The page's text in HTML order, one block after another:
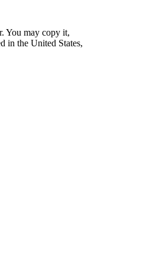
You may copy it,
in the United States,